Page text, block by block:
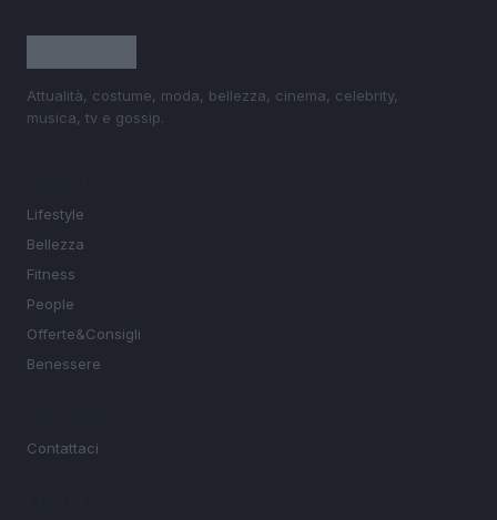
Attualità, costume, moda, bellezza, cinema, celebrity,
musica, tv e gossip.
Lifestyle
Bellezza
Fitness
People
Offerte&Consigli
Benessere
Contattaci